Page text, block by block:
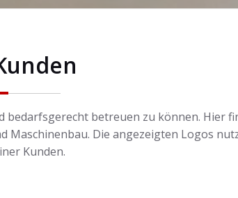
betreuen zu können. Hier
Die angezeigten Logos
Kunden.